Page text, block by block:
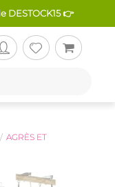
DESTOCK15 👉
AGRÈS ET